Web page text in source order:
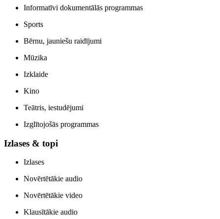
Informatīvi dokumentālās programmas
Sports
Bērnu, jauniešu raidījumi
Mūzika
Izklaide
Kino
Teātris, iestudējumi
Izglītojošās programmas
Izlases & topi
Izlases
Novērtētākie audio
Novērtētākie video
Klausītākie audio